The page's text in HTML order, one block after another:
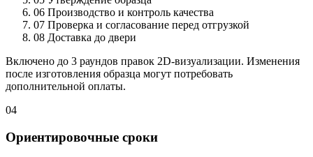
06 Производство и контроль качества
07 Проверка и согласование перед отгрузкой
08 Доставка до двери
Включено до 3 раундов правок 2D-визуализации. Изменения
после изготовления образца могут потребовать
дополнительной оплаты.
04
Ориентировочные сроки